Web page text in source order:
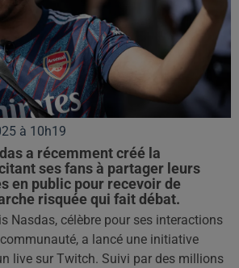
à 10h19
a récemment créé la
ses fans à partager leurs
en public pour recevoir de
risquée qui fait débat.
Nasdas, célèbre pour ses interactions
a lancé une initiative
live sur Twitch. Suivi par des millions